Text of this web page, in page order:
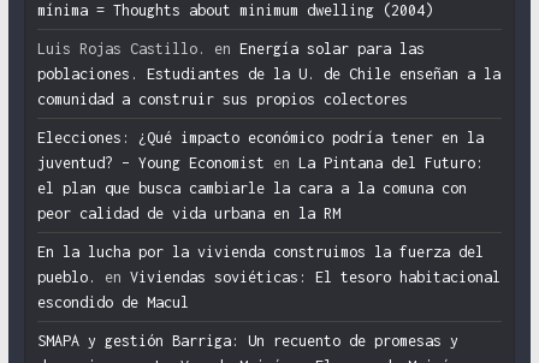
mínima = Thoughts about minimum dwelling (2004)
Luis Rojas Castillo. en Energía solar para las
poblaciones. Estudiantes de la U. de Chile enseñan a la
comunidad a construir sus propios colectores
Elecciones: ¿Qué impacto económico podría tener en la
juventud? – Young Economist en La Pintana del Futuro:
el plan que busca cambiarle la cara a la comuna con
peor calidad de vida urbana en la RM
En la lucha por la vivienda construimos la fuerza del
pueblo.
en Viviendas soviéticas: El tesoro habitacional
escondido de Macul
SMAPA y gestión Barriga: Un recuento de promesas y